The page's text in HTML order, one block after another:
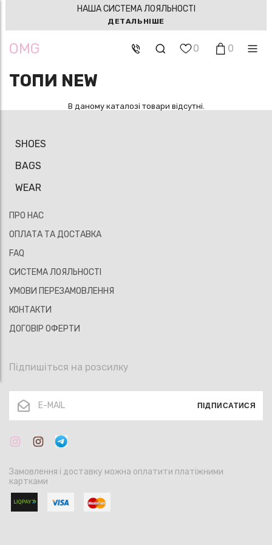
НАША СИСТЕМА ЛОЯЛЬНОСТІ
ДЕТАЛЬНІШЕ
OMG 0 0
ТОПИ NEW
В даному каталозі товари відсутні.
SHOES
BAGS
WEAR
ПРО НАС
ОПЛАТА ТА ДОСТАВКА
FAQ
СИСТЕМА ЛОЯЛЬНОСТІ
УМОВИ ПЕРЕЗАМОВЛЕННЯ
КОНТАКТИ
ДОГОВІР ОФЕРТИ
Підпишіться на розсилку
ПІДПИСАТИСЯ
Замовлення і доставку можна оплатити платіжними
картками